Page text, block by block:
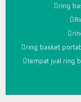
ring
ring basket
tempat jual ring